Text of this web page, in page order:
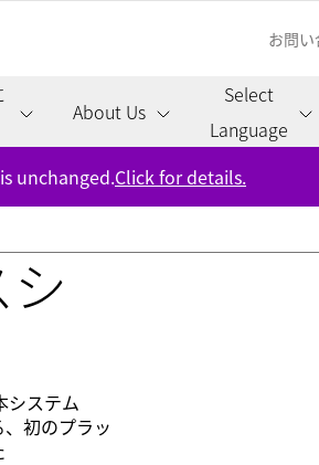
お問
About Us
Select
Language
unchanged.Click for details.
システム
初のプラッ